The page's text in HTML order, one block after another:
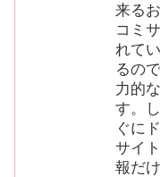
来る
コミ
れて
るの
力的
す。
ぐに
サイ
報だ